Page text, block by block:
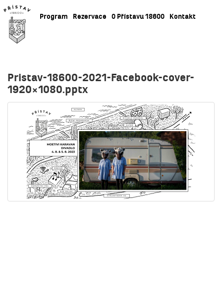
Program Rezervace O Přístavu 18600 Kontakt
Pristav-18600-2021-Facebook-cover-
1920×1080.pptx